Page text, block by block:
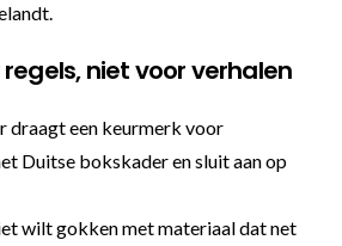
niet voor verhalen
draagt een keurmerk voor
Duitse bokskader en sluit aan op
wilt gokken met materiaal dat net